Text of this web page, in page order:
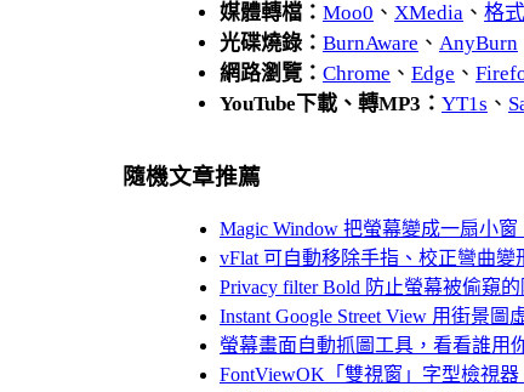
媒體轉檔： Moo0 、 XMedia、 格
光碟燒錄： BurnAware 、 AnyBurn
網路瀏覽： Chrome 、 Edge 、
YouTube下載、轉MP3： YT1s 、
隨機文章推薦
Magic Window 把螢幕變成一扇小
vFlat 可自動移除手指、校正彎曲變
Privacy filter Bold 防止螢幕被偷窺
Instant Google Street View 用街景
螢幕畫面自動抓圖工具，看看誰用
FontViewOK「雙視窗」字型檢視